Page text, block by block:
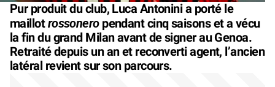
Pur produit du club, Luca Antonini a porté le
maillotrossoneropendant cinq saisons et a vécu
la fin du grand Milan avant de signer au Genoa.
Retraité depuis un an et reconverti agent, l’ancien
latéral revient sur son parcours.